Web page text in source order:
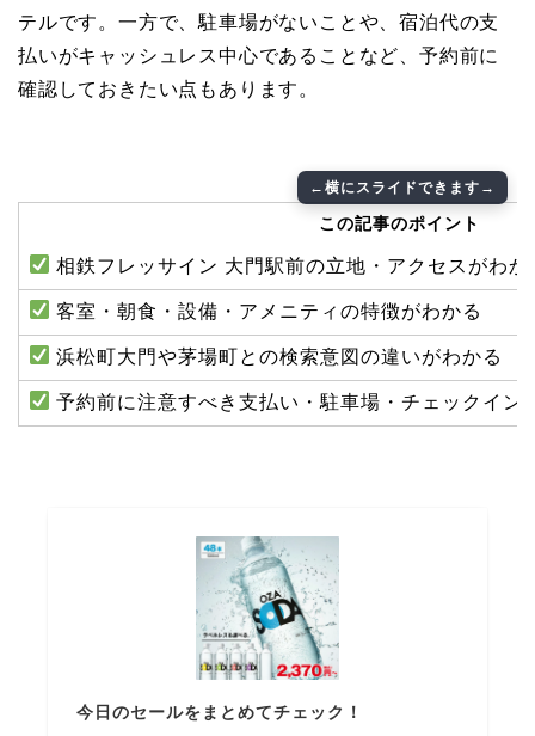
テルです。一方で、駐車場がないことや、宿泊代の支
払いがキャッシュレス中心であることなど、予約前に
確認しておきたい点もあります。
この記事のポイント
相鉄フレッサイン 大門駅前の立地・アクセスがわか
客室・朝食・設備・アメニティの特徴がわかる
浜松町大門や茅場町との検索意図の違いがわかる
予約前に注意すべき支払い・駐車場・チェックイン
今日のセールをまとめてチェック！